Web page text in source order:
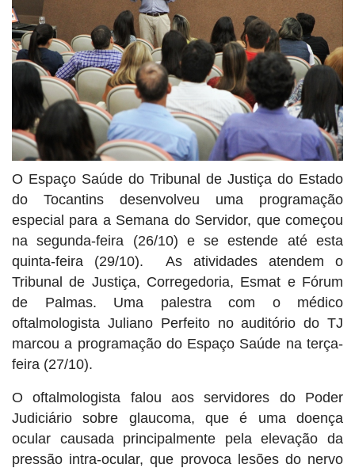
O Espaço Saúde do Tribunal de Justiça do Estado
do Tocantins desenvolveu uma programação
especial para a Semana do Servidor, que começou
na segunda-feira (26/10) e se estende até esta
quinta-feira (29/10). As atividades atendem o
Tribunal de Justiça, Corregedoria, Esmat e Fórum
de Palmas. Uma palestra com o médico
oftalmologista Juliano Perfeito no auditório do TJ
marcou a programação do Espaço Saúde na terça-
feira (27/10).
O oftalmologista falou aos servidores do Poder
Judiciário sobre glaucoma, que é uma doença
ocular causada principalmente pela elevação da
pressão intra-ocular, que provoca lesões do nervo